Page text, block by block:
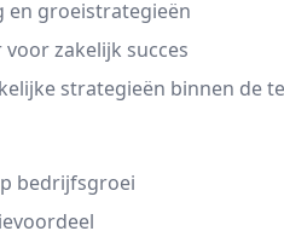
en groeistrategieën
zakelijk succes
strategieën binnen de
bedrijfsgroei